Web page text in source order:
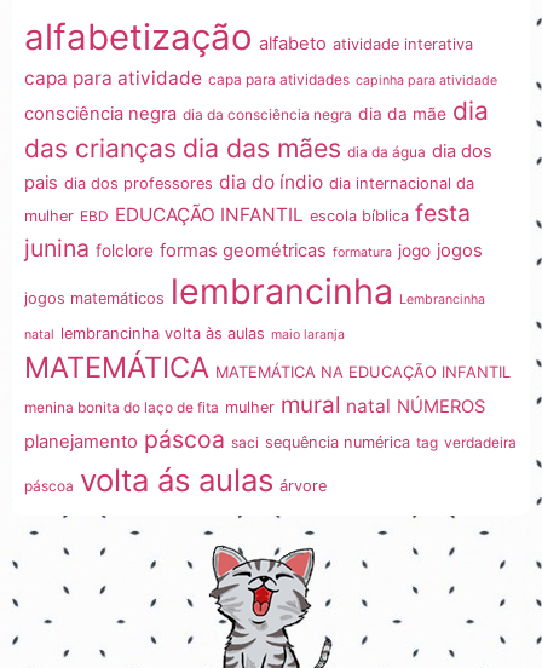
alfabetização alfabeto atividade interativa
capa para atividade capa para atividades capinha para atividade
consciência negra dia da consciência negra dia da mãe dia
das crianças dia das mães dia da água dia dos
pais dia dos professores dia do índio dia internacional da
mulher EBD EDUCAÇÃO INFANTIL escola bíblica festa
junina folclore formas geométricas formatura jogo jogos
jogos matemáticos lembrancinha Lembrancinha
natal lembrancinha volta às aulas maio laranja
MATEMÁTICA MATEMÁTICA NA EDUCAÇÃO INFANTIL
menina bonita do laço de fita mulher mural natal NÚMEROS
planejamento páscoa saci sequência numérica tag verdadeira
páscoa volta ás aulas árvore